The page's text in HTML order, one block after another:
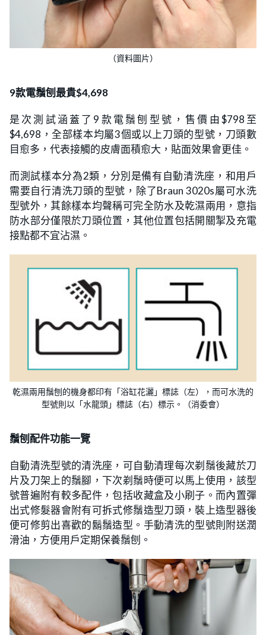
（資料圖片）
9款電鬚刨最貴$4,698
是次測試涵蓋了9款電鬚刨型號，售價由$798至
$4,698，全部樣本均屬3個或以上刀頭的型號，刀頭數
目愈多，代表接觸的皮膚面積愈大，貼面效果會更佳。
而測試樣本分為2類，分別是備有自動清洗座，和用戶
需要自行清洗刀頭的型號，除了Braun 3020s屬可水洗
型號外，其餘樣本均聲稱可完全防水及乾濕兩用，意指
防水部分僅限於刀頭位置，其他位置包括開關掣及充電
接點都不宜沾濕。
乾濕兩用鬚刨的機身都印有「浴缸花灑」標誌（左），而可水洗的
型號則以「水龍頭」標誌（右）標示。（消委會）
鬚刨配件功能一覽
自動清洗型號的清洗座，可自動清理每次剃鬚後藏於刀
片及刀架上的鬚腳，下次剃鬚時便可以馬上使用，該型
號普遍附有較多配件，包括收藏盒及小刷子。而內置彈
出式修髮器會附有可拆式修鬚造型刀頭，裝上造型器後
便可修剪出喜歡的鬍鬚造型。手動清洗的型號則附送潤
滑油，方便用戶定期保養鬚刨。